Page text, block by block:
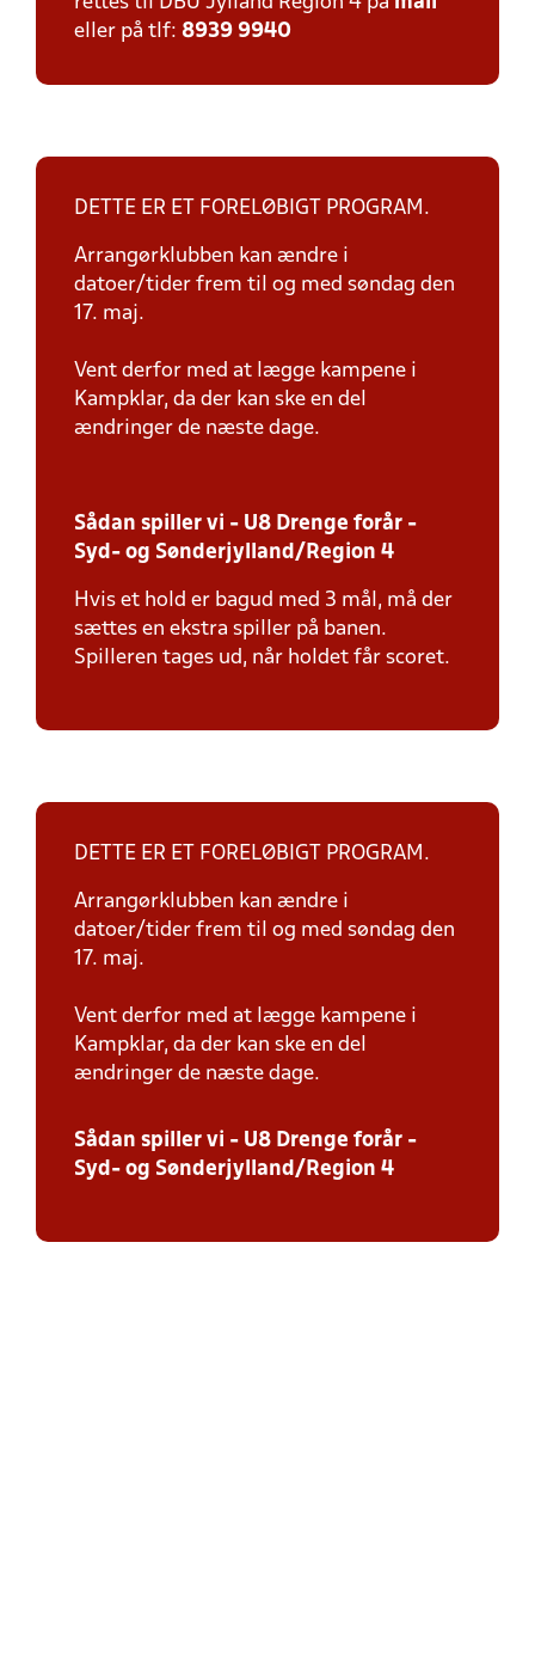
eller på tlf: 8939 9940
DETTE ER ET FORELØBIGT PROGRAM.
Arrangørklubben kan ændre i
datoer/tider frem til og med søndag den
17. maj.
Vent derfor med at lægge kampene i
Kampklar, da der kan ske en del
ændringer de næste dage.
Sådan spiller vi - U8 Drenge forår -
Syd- og Sønderjylland/Region 4
Hvis et hold er bagud med 3 mål, må der
sættes en ekstra spiller på banen.
Spilleren tages ud, når holdet får scoret.
DETTE ER ET FORELØBIGT PROGRAM.
Arrangørklubben kan ændre i
datoer/tider frem til og med søndag den
17. maj.
Vent derfor med at lægge kampene i
Kampklar, da der kan ske en del
ændringer de næste dage.
Sådan spiller vi - U8 Drenge forår -
Syd- og Sønderjylland/Region 4